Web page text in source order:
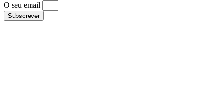
O seu email
Subscrever